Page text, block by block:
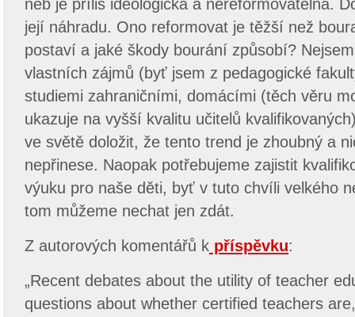
neb je příliš ideologická a nereformovatelná.
její náhradu. Ono reformovat je těžší než
postaví a jaké škody bourání způsobí?
vlastních zájmů (byť jsem z pedagogické
studiemi zahraničními, domácími (těch věru
ukazuje na vyšší kvalitu učitelů
ve světě doložit, že tento trend je zhoubný a
nepřinese. Naopak potřebujeme zajistit
výuku pro naše děti, byť v tuto chvíli velkého
tom můžeme nechat jen zdát.
Z autorových komentářů k příspěvku:
„Recent debates about the utility of teacher
questions about whether certified teachers